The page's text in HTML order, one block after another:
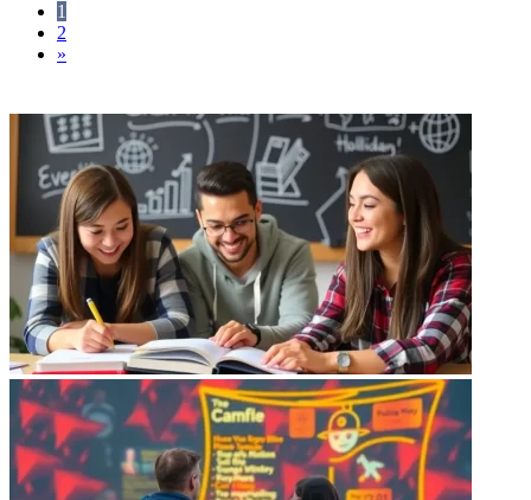
1
2
»